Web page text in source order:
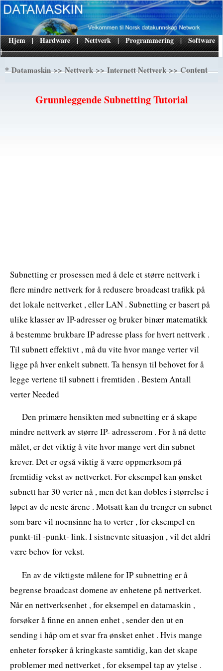
|
Hjem | Hardware | Nettverk | Programmering | Software
*Datamaskin>>Nettverk>>Internett Nettverk>> Content
Grunnleggende Subnetting Tutorial
Subnetting er prosessen med å dele et større nettverk i
flere mindre nettverk for å redusere broadcast trafikk på
det lokale nettverket , eller LAN . Subnetting er basert på
ulike klasser av IP-adresser og bruker binær matematikk
å bestemme brukbare IP adresse plass for hvert nettverk .
Til subnett effektivt , må du vite hvor mange verter vil
ligge på hver enkelt subnett. Ta hensyn til behovet for å
legge vertene til subnett i fremtiden . Bestem Antall
verter Needed
Den primære hensikten med subnetting er å skape
mindre nettverk av større IP- adresserom . For å nå dette
målet, er det viktig å vite hvor mange vert din subnet
krever. Det er også viktig å være oppmerksom på
fremtidig vekst av nettverket. For eksempel kan ønsket
subnett har 30 verter nå , men det kan dobles i størrelse i
løpet av de neste årene . Motsatt kan du trenger en subnet
som bare vil noensinne ha to verter , for eksempel en
punkt-til -punkt- link. I sistnevnte situasjon , vil det aldri
være behov for vekst.
En av de viktigste målene for IP subnetting er å
begrense broadcast domene av enhetene på nettverket.
Når en nettverksenhet , for eksempel en datamaskin ,
forsøker å finne en annen enhet , sender den ut en
sending i håp om et svar fra ønsket enhet . Hvis mange
enheter forsøker å kringkaste samtidig, kan det skape
problemer med nettverket , for eksempel tap av ytelse .